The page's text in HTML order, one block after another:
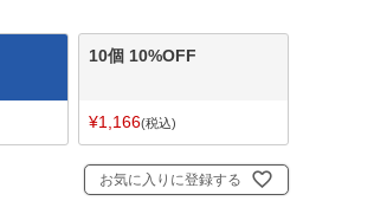
10個 10%OFF
¥1,166 税込
お気に入りに登録する